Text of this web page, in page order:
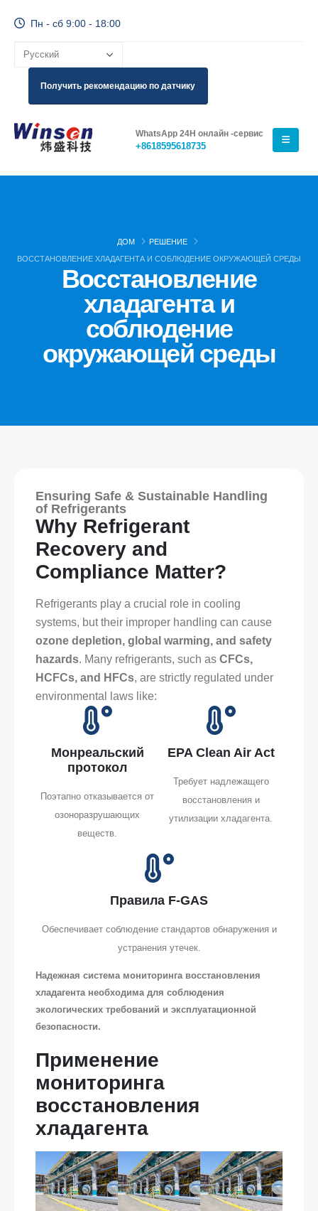
Пн - сб 9:00 - 18:00
Получить рекомендацию по датчику
WhatsApp 24H онлайн -сервис
+8618595618735
ДОМ
РЕШЕНИЕ
ВОССТАНОВЛЕНИЕ ХЛАДАГЕНТА И СОБЛЮДЕНИЕ ОКРУЖАЮЩЕЙ СРЕДЫ
Восстановление
хладагента и
соблюдение
окружающей среды
Ensuring Safe & Sustainable Handling
of Refrigerants
Why Refrigerant
Recovery and
Compliance Matter?
Refrigerants play a crucial role in cooling
systems, but their improper handling can cause
ozone depletion, global warming, and safety
hazards. Many refrigerants, such as CFCs,
HCFCs, and HFCs, are strictly regulated under
environmental laws like:
Монреальский
протокол
Поэтапно отказывается от
озоноразрушающих
веществ.
EPA Clean Air Act
Требует надлежащего
восстановления и
утилизации хладагента.
Правила F-GAS
Обеспечивает соблюдение стандартов обнаружения и
устранения утечек.
Надежная система мониторинга восстановления
хладагента необходима для соблюдения
экологических требований и эксплуатационной
безопасности.
Применение
мониторинга
восстановления
хладагента